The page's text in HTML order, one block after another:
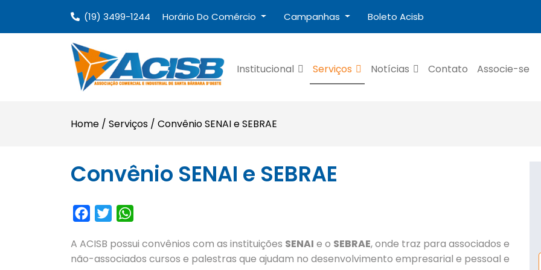
(19) 3499-1244 Horário Do Comércio Campanhas Boleto Acisb
Institucional Serviços Notícias Contato Associe-se
Home / Serviços / Convênio SENAI e SEBRAE
Convênio SENAI e SEBRAE
Facebook
Twitter
A ACISB possui convênios com as instituições SENAI e o SEBRAE, onde traz para associados e
não-associados cursos e palestras que ajudam no desenvolvimento empresarial e pessoal e